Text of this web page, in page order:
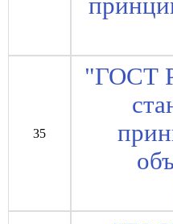
35
"ГОСТ